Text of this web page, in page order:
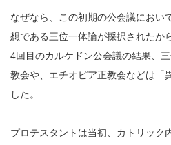
なぜなら、この初期の公会議におい
想である三位一体論が採択されたか
4回目のカルケドン公会議の結果、
教会や、エチオピア正教会などは「
した。
プロテスタントは当初、カトリック